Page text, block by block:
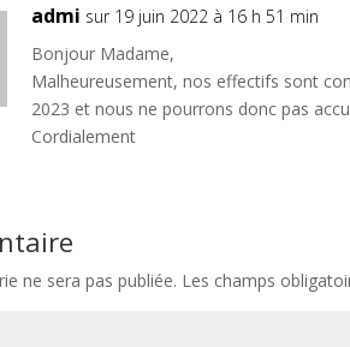
admi sur 19 juin 2022 à 16 h 51 min
Bonjour Madame,
Malheureusement, nos effectifs sont
2023 et nous ne pourrons donc pas
Cordialement
ne sera pas publiée. Les champs